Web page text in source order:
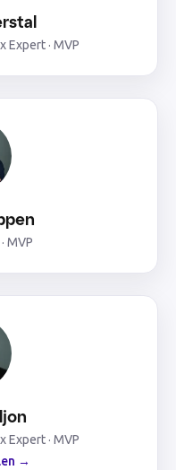
Expert · MVP
MVP
Expert · MVP
→